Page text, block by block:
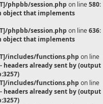
phpbb/session.php on line580:
object that implements
phpbb/session.php on line636:
object that implements
includes/functions.php on line
already sent by (output
includes/functions.php on line
already sent by (output